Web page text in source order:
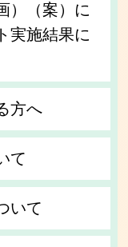
）（案）に
実施結果に
方へ
て
いて